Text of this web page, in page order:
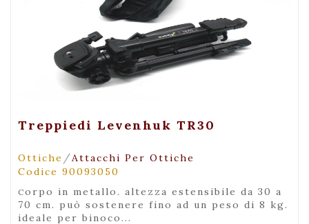
+ Visualizza
Treppiedi Levenhuk TR30
Ottiche /Attacchi Per Ottiche
Codice 90093050
corpo in metallo. altezza estensibile da 30 a
70 cm. può sostenere fino ad un peso di 8 kg.
ideale per binoco...